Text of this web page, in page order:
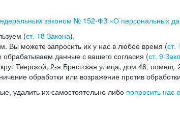
законом № 152-ФЗ «О персональных
(ст. 18 Закона),
Вы можете запросить их у нас в любое время (ст.
обрабатываем данные с вашего согласия (ст. 9
Тверской, 2-я Брестская улица, дом 48,
обработки или возражение против
удалить их самостоятельно либо попросить нас